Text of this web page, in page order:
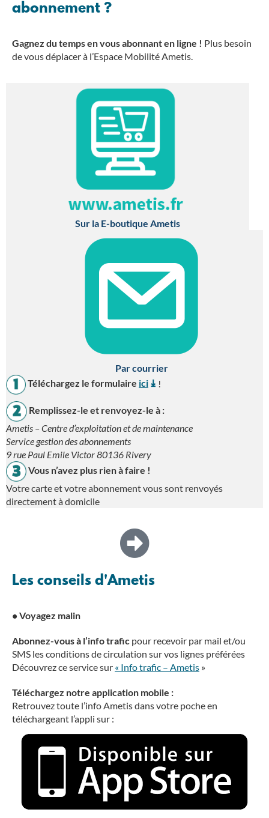
abonnement ?
Gagnez du temps en vous abonnant en ligne ! Plus besoin
de vous déplacer à l’Espace Mobilité Ametis.
Sur la E-boutique Ametis
Par courrier
Téléchargez le formulaire ici !
Remplissez-le et renvoyez-le à :
Ametis – Centre d’exploitation et de maintenance
Service gestion des abonnements
9 rue Paul Emile Victor 80136 Rivery
Vous n’avez plus rien à faire !
Votre carte et votre abonnement vous sont renvoyés
directement à domicile
Les conseils d'Ametis
• Voyagez malin
Abonnez-vous à l’info trafic pour recevoir par mail et/ou
SMS les conditions de circulation sur vos lignes préférées
Découvrez ce service sur « Info trafic – Ametis »
Téléchargez notre application mobile :
Retrouvez toute l’info Ametis dans votre poche en
téléchargeant l’appli sur :